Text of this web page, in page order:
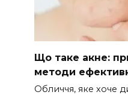
Що таке акне:
методи
Обличчя, яке хоче